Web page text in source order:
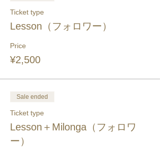
Ticket type
Lesson（フォロワー）
Price
¥2,500
Sale ended
Ticket type
Lesson＋Milonga（フォロワ
ー）